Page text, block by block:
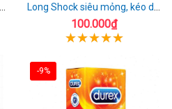
Long Shock siêu mỏng, kéo dài
quan hệ thoải mái
100.000₫
-9%